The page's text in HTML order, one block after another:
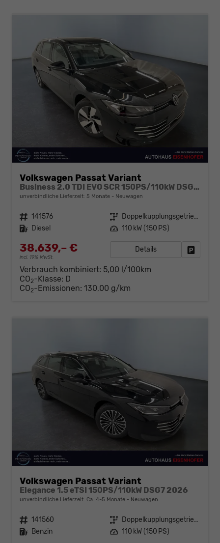
Volkswagen Passat Variant
Business 2.0 TDI EVO SCR 150PS/110kW DSG7 2026
unverbindliche Lieferzeit: 5 Monate Neuwagen
Fahrzeugnr. 141576 Getriebe
Doppelkupplungsgetriebe (DSG)
Kraftstoff Diesel Leistung 110 kW (150 PS)
38.639,– €
incl. 19% MwSt.
Details
Verbrauch kombiniert: 5,00 l/100km
CO2-Klasse: D
CO2-Emissionen: 130,00 g/km
Volkswagen Passat Variant
Elegance 1.5 eTSI 150PS/110kW DSG7 2026
unverbindliche Lieferzeit: Ca. 4-5 Monate Neuwagen
Fahrzeugnr. 141560 Getriebe
Doppelkupplungsgetriebe (DSG)
Kraftstoff Benzin Leistung 110 kW (150 PS)